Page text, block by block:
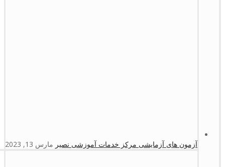
آزمون های آزمایشی مرکز خدمات آموزشی نصیر مارس 13, 2023